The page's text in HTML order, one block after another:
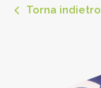
Torna indietro